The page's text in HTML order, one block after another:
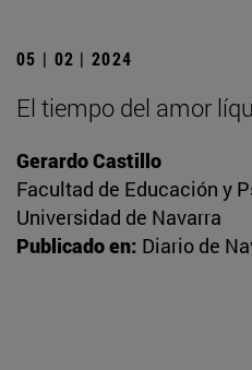
05 | 02 | 2024
El tiempo del amor
Gerardo Castillo
Facultad de Educación y
Universidad de Navarra
Publicado en: Diario de